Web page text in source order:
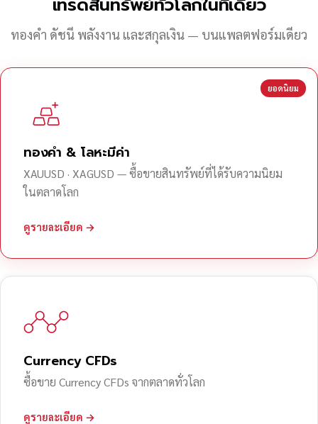
ทองคำ ดัชนี พลังงาน และสกุลเงิน — บนแพลตฟอร์มเดียว
ยอดนิยม
ทองคำ & โลหะมีค่า
XAUUSD · XAGUSD — ซื้อขายสินทรัพย์ที่ได้รับความนิยม
ในตลาดโลก
ดูรายละเอียด →
Currency CFDs
ซื้อขาย Currency CFDs จากตลาดทั่วโลก
ดูรายละเอียด →